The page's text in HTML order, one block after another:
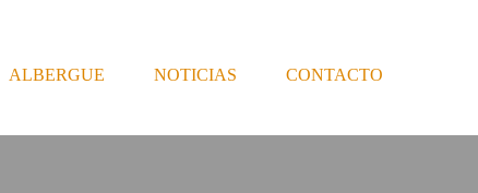
ALBERGUE NOTICIAS CONTACTO